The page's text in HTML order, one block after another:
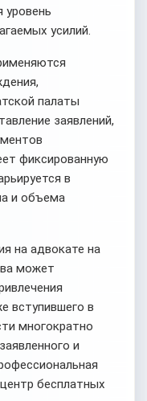
уровень
усилий.
палаты
заявлений,
фиксированную
в
и объема
на адвокате на
может
вступившего в
многократно
и
бесплатных